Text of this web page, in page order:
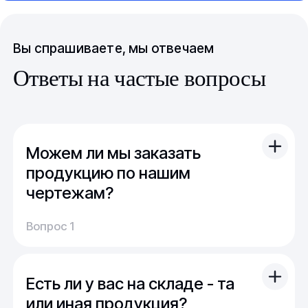
Вы спрашиваете, мы отвечаем
Ответы на частые вопросы
Можем ли мы заказать
продукцию по нашим
чертежам?
Вы можете отправить свой чертеж/проект
(в т.ч. примерный) с техническим заданием.
Мы можем изготовить для вас как мелкую
продукцию (метизы, точеные отводы,
Вопрос 1
Есть ли у вас на складе - та
или иная продукция?